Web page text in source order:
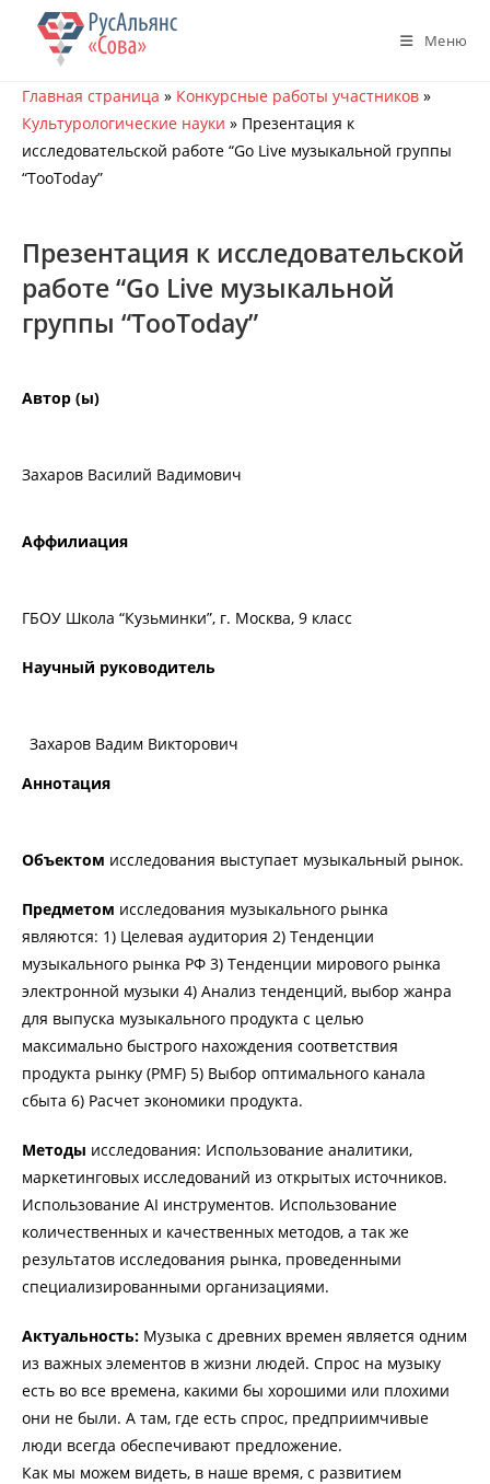
Перейти
содержимому
Меню
Главная страница » Конкурсные работы участников »
Культурологические науки » Презентация к
исследовательской работе “Go Live музыкальной группы
“TooToday”
Презентация к исследовательской
работе “Go Live музыкальной
группы “TooToday”
Автор (ы)
Захаров Василий Вадимович
Аффилиация
ГБОУ Школа “Кузьминки”, г. Москва, 9 класс
Научный руководитель
Захаров Вадим Викторович
Аннотация
Объектом исследования выступает музыкальный рынок.
Предметом исследования музыкального рынка
являются: 1) Целевая аудитория 2) Тенденции
музыкального рынка РФ 3) Тенденции мирового рынка
электронной музыки 4) Анализ тенденций, выбор жанра
для выпуска музыкального продукта с целью
максимально быстрого нахождения соответствия
продукта рынку (PMF) 5) Выбор оптимального канала
сбыта 6) Расчет экономики продукта.
Методы исследования: Использование аналитики,
маркетинговых исследований из открытых источников.
Использование AI инструментов. Использование
количественных и качественных методов, а так же
результатов исследования рынка, проведенными
специализированными организациями.
Актуальность: Музыка с древних времен является одним
из важных элементов в жизни людей. Спрос на музыку
есть во все времена, какими бы хорошими или плохими
они не были. А там, где есть спрос, предприимчивые
люди всегда обеспечивают предложение.
Как мы можем видеть, в наше время, с развитием